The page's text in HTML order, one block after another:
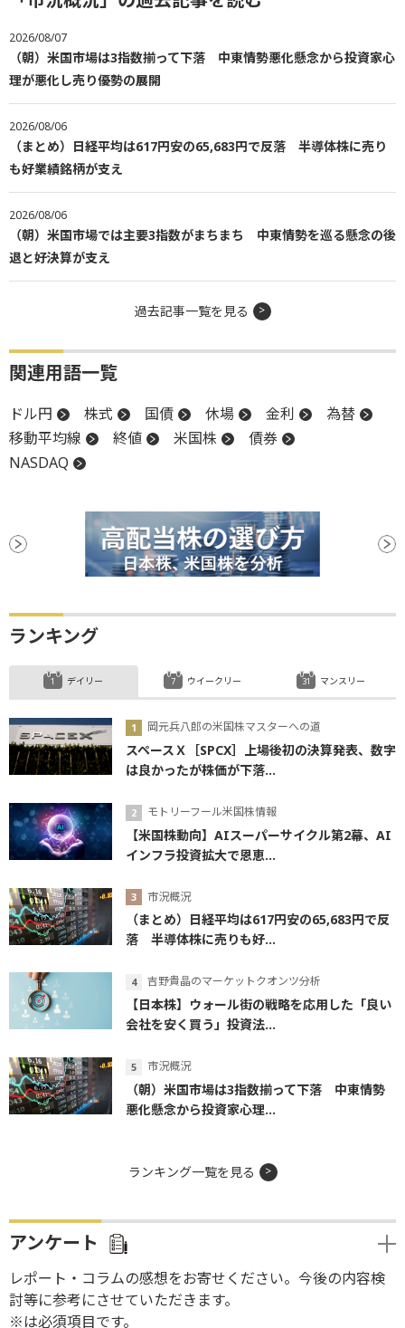
2026/08/07
（朝）米国市場は3指数揃って下落 中東情勢悪化懸念から投資家心
理が悪化し売り優勢の展開
2026/08/06
（まとめ）日経平均は617円安の65,683円で反落 半導体株に売り
も好業績銘柄が支え
2026/08/06
（朝）米国市場では主要3指数がまちまち 中東情勢を巡る懸念の後
退と好決算が支え
過去記事一覧を見る
関連用語一覧
ドル円 株式 国債 休場 金利
為替
移動平均線
終値 米国株
債券
NASDAQ
ランキング
デイリー
岡元兵八郎の米国株マスターへの道
スペースＸ［SPCX］上場後初の決算発表、数字
は良かったが株価が下落...
モトリーフール米国株情報
【米国株動向】AIスーパーサイクル第2幕、AI
インフラ投資拡大で恩恵...
市況概況
（まとめ）日経平均は617円安の65,683円で反
落 半導体株に売りも好...
吉野貴晶のマーケットクオンツ分析
【日本株】ウォール街の戦略を応用した「良い
会社を安く買う」投資法...
市況概況
（朝）米国市場は3指数揃って下落 中東情勢
悪化懸念から投資家心理...
ウイークリー マンスリー
ランキング一覧を見る
アンケート
レポート・コラムの感想をお寄せください。今後の内容検
討等に参考にさせていただきます。
※は必須項目です。